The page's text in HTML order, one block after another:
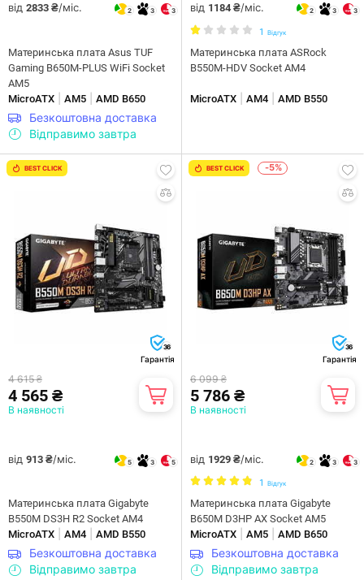
від 2833 ₴/міс. 2 3 3
Материнська плата Asus TUF
Gaming B650M-PLUS WiFi Socket
AM5
MicroATX
AM5 AMD B650
Безкоштовна доставка
Відправимо завтра
від 1184 ₴/міс. 2 3 3
1 Відгук
Материнська плата ASRock
B550M-HDV Socket AM4
MicroATX AM4 AMD B550
BEST CLICK
36
Гарантія
4 615 ₴
4 565 ₴
В наявності
від 913 ₴/міс. 5 3 5
Материнська плата Gigabyte
B550M DS3H R2 Socket AM4
MicroATX
AM4 AMD B550
Безкоштовна доставка
Відправимо завтра
BEST CLICK -5%
36
Гарантія
6 099 ₴
5 786 ₴
В наявності
від 1929 ₴/міс. 2 3 3
1 Відгук
Материнська плата Gigabyte
B650M D3HP AX Socket AM5
MicroATX
AM5 AMD B650
Безкоштовна доставка
Відправимо завтра